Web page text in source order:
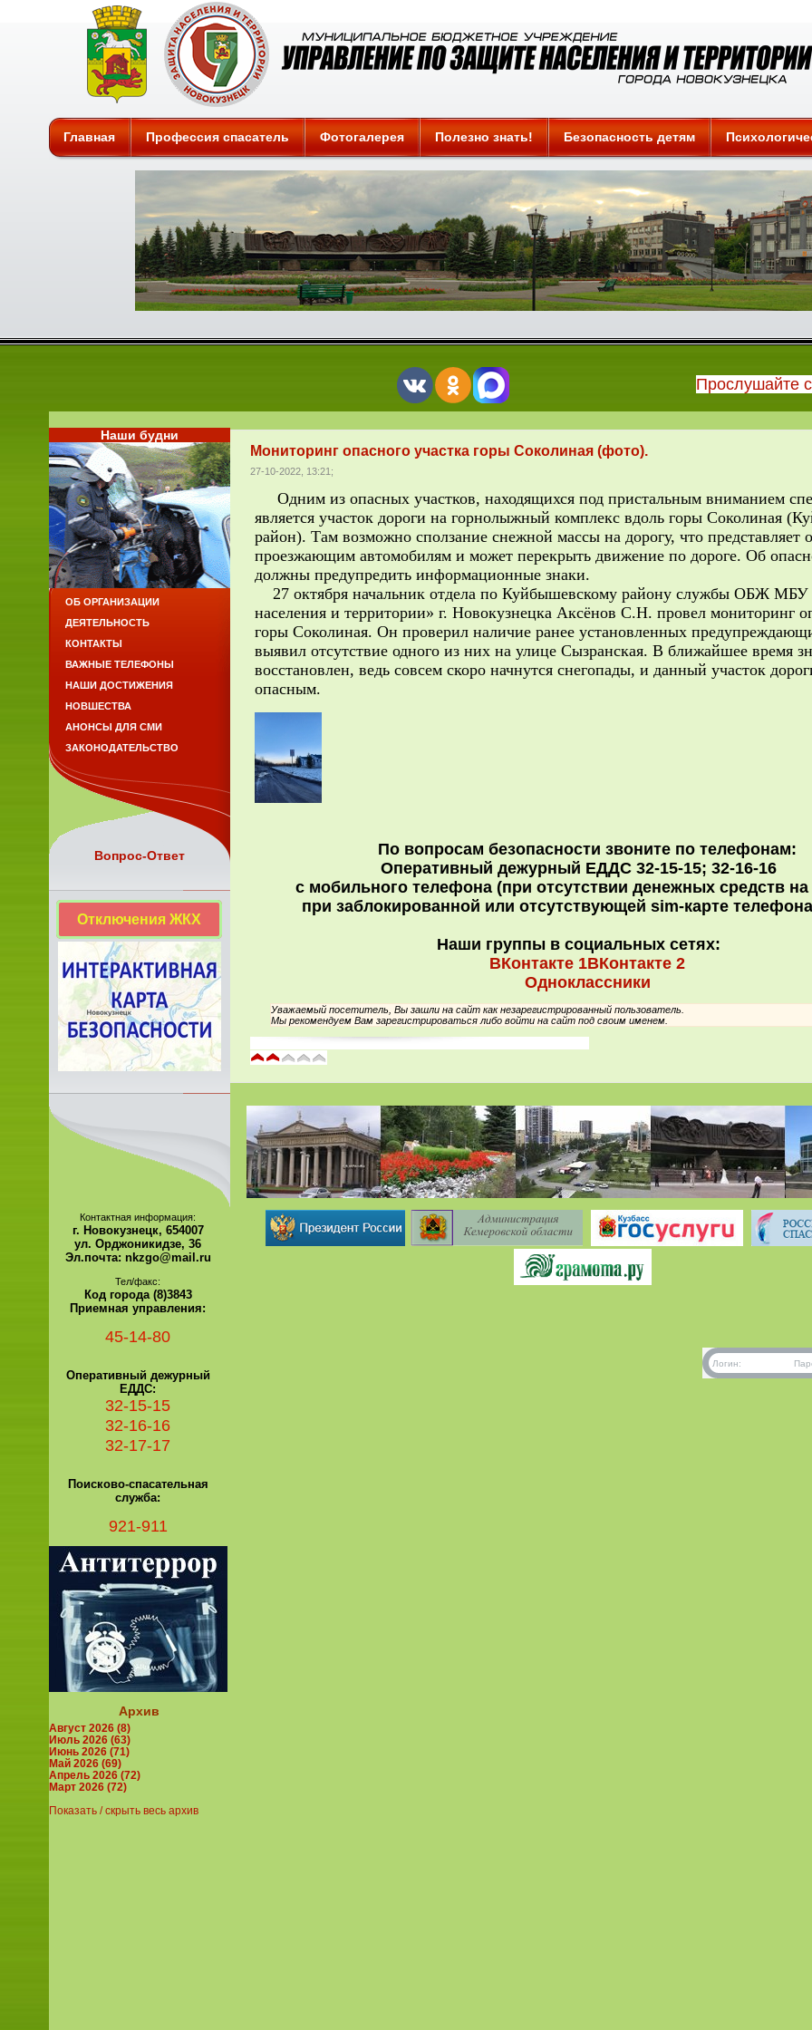
Защита
Главная Профессия спасатель Фотогалерея Полезно знать! Безопасность детям
Прослушайте
Мониторинг опасного участка горы Соколиная (фото).
27-10-2022, 13:21;
Одним из опасных участков, находящихся под пристальным вниманием
является участок дороги на горнолыжный комплекс вдоль горы Соколиная
район). Там возможно сползание снежной массы на дорогу, что представляет
проезжающим автомобилям и может перекрыть движение по дороге. Об
должны предупредить информационные знаки.
27 октября начальник отдела по Куйбышевскому району службы ОБЖ МБУ
населения и территории» г. Новокузнецка Аксёнов С.Н. провел мониторинг
горы Соколиная. Он проверил наличие ранее установленных
выявил отсутствие одного из них на улице Сызранская. В ближайшее время
восстановлен, ведь совсем скоро начнутся снегопады, и данный участок
опасным.
По вопросам безопасности звоните по телефонам:
Оперативный дежурный ЕДДС 32-15-15; 32-16-16
с мобильного телефона (при отсутствии денежных средств
при заблокированной или отсутствующей sim-карте
Наши группы в социальных сетях:
ВКонтакте 1ВКонтакте 2
Одноклассники
Уважаемый посетитель, Вы зашли на сайт как незарегистрированный пользователь.
Мы рекомендуем Вам зарегистрироваться либо войти на сайт под своим именем.
Логин:
Наши будни
ОБ ОРГАНИЗАЦИИ
ДЕЯТЕЛЬНОСТЬ
КОНТАКТЫ
ВАЖНЫЕ ТЕЛЕФОНЫ
НАШИ ДОСТИЖЕНИЯ
НОВШЕСТВА
АНОНСЫ ДЛЯ СМИ
ЗАКОНОДАТЕЛЬСТВО
Вопрос-Ответ
Отключения ЖКХ
Контактная информация:
г. Новокузнецк, 654007
ул. Орджоникидзе, 36
Эл.почта: nkzgo@mail.ru
Тел/факс:
Код города (8)3843
Приемная управления:
45-14-80
Оперативный дежурный
ЕДДС:
32-15-15
32-16-16
32-17-17
Поисково-спасательная
служба:
921-911
Архив
Август 2026 (8)
Июль 2026 (63)
Июнь 2026 (71)
Май 2026 (69)
Апрель 2026 (72)
Март 2026 (72)
Показать / скрыть весь архив